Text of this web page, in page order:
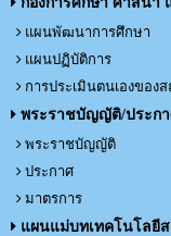
แผนพัฒนาการศึกษา
แผนปฏิบัติการ
การประเมินตนเองของ
พระราชบัญญัติ/ประกา
พระราชบัญญัติ
ประกาศ
มาตรการ
แผนแม่บทเทคโนโลยี